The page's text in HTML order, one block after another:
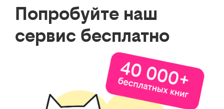
Попробуйте наш
сервис бесплатно